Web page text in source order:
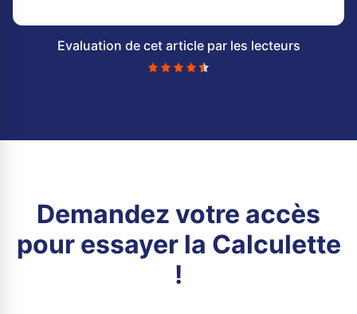
Evaluation de cet article par les lecteurs
Demandez votre accès
pour essayer la Calculette
!